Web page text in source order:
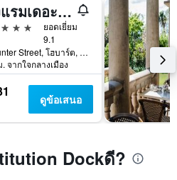
โรงแรมเดอะ เฮนรี่ โจนส์ อาร์ท
ยอดเยี่ยม
9.1
25 Hunter Street, โฮบาร์ต, TAS, ออสเตรเลีย
จากใจกลางเมือง
ดูข้อเสนอ
Dockดี?